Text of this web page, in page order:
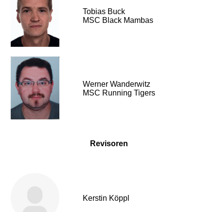
Tobias Buck
MSC Black Mambas
Werner Wanderwitz
MSC Running Tigers
Revisoren
Kerstin Köppl